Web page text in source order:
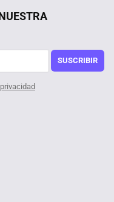
SUSCRIBIR